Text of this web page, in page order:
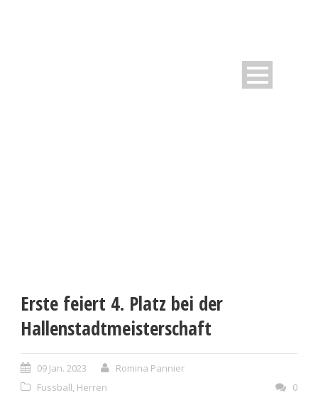
Erste feiert 4. Platz bei der
Hallenstadtmeisterschaft
09 Jan. 2023
Romina Pannier
Fussball, Herren 0